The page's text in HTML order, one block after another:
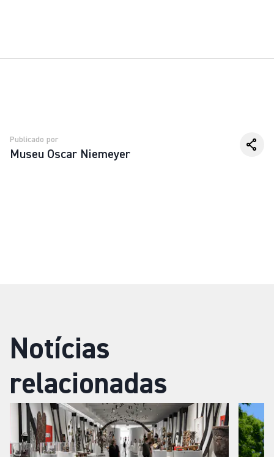
Publicado por
Museu Oscar Niemeyer
Notícias
relacionadas